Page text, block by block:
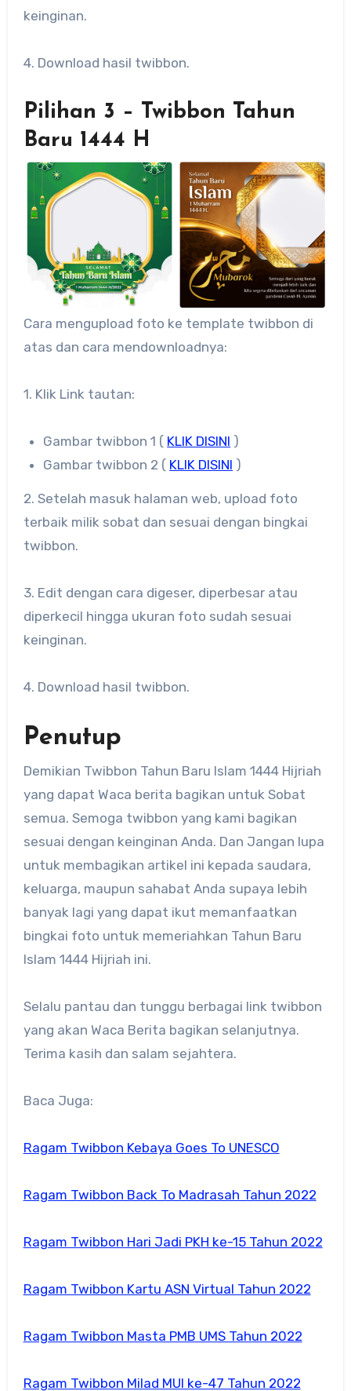
keinginan.
4. Download hasil twibbon.
Pilihan 3 – Twibbon Tahun
Baru 1444 H
Cara mengupload foto ke template twibbon di
atas dan cara mendownloadnya:
1. Klik Link tautan:
Gambar twibbon 1 ( KLIK DISINI )
Gambar twibbon 2 ( KLIK DISINI )
2. Setelah masuk halaman web, upload foto
terbaik milik sobat dan sesuai dengan bingkai
twibbon.
3. Edit dengan cara digeser, diperbesar atau
diperkecil hingga ukuran foto sudah sesuai
keinginan.
4. Download hasil twibbon.
Penutup
Demikian Twibbon Tahun Baru Islam 1444 Hijriah
yang dapat Waca berita bagikan untuk Sobat
semua. Semoga twibbon yang kami bagikan
sesuai dengan keinginan Anda. Dan Jangan lupa
untuk membagikan artikel ini kepada saudara,
keluarga, maupun sahabat Anda supaya lebih
banyak lagi yang dapat ikut memanfaatkan
bingkai foto untuk memeriahkan Tahun Baru
Islam 1444 Hijriah ini.
Selalu pantau dan tunggu berbagai link twibbon
yang akan Waca Berita bagikan selanjutnya.
Terima kasih dan salam sejahtera.
Baca Juga:
Ragam Twibbon Kebaya Goes To UNESCO
Ragam Twibbon Back To Madrasah Tahun 2022
Ragam Twibbon Hari Jadi PKH ke-15 Tahun 2022
Ragam Twibbon Kartu ASN Virtual Tahun 2022
Ragam Twibbon Masta PMB UMS Tahun 2022
Ragam Twibbon Milad MUI ke-47 Tahun 2022